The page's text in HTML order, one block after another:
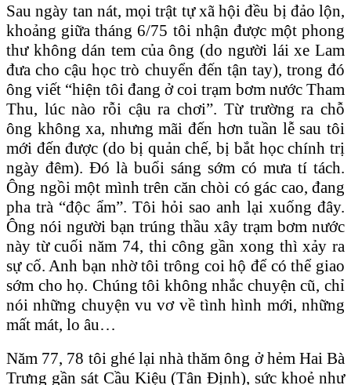
Sau ngày tan nát, mọi trật tự xã hội đều bị đảo lộn,
khoảng giữa tháng 6/75 tôi nhận được một phong
thư không dán tem của ông (do người lái xe Lam
đưa cho cậu học trò chuyển đến tận tay), trong đó
ông viết “hiện tôi đang ở coi trạm bơm nước Tham
Thu, lúc nào rỗi cậu ra chơi”. Từ trường ra chỗ
ông không xa, nhưng mãi đến hơn tuần lễ sau tôi
mới đến được (do bị quản chế, bị bắt học chính trị
ngày đêm). Đó là buổi sáng sớm có mưa tí tách.
Ông ngồi một mình trên căn chòi có gác cao, đang
pha trà “độc ẩm”. Tôi hỏi sao anh lại xuống đây.
Ông nói người bạn trúng thầu xây trạm bơm nước
này từ cuối năm 74, thi công gần xong thì xảy ra
sự cố. Anh bạn nhờ tôi trông coi hộ để có thể giao
sớm cho họ. Chúng tôi không nhắc chuyện cũ, chỉ
nói những chuyện vu vơ về tình hình mới, những
mất mát, lo âu…
Năm 77, 78 tôi ghé lại nhà thăm ông ở hẻm Hai Bà
Trưng gần sát Cầu Kiệu (Tân Định), sức khoẻ như